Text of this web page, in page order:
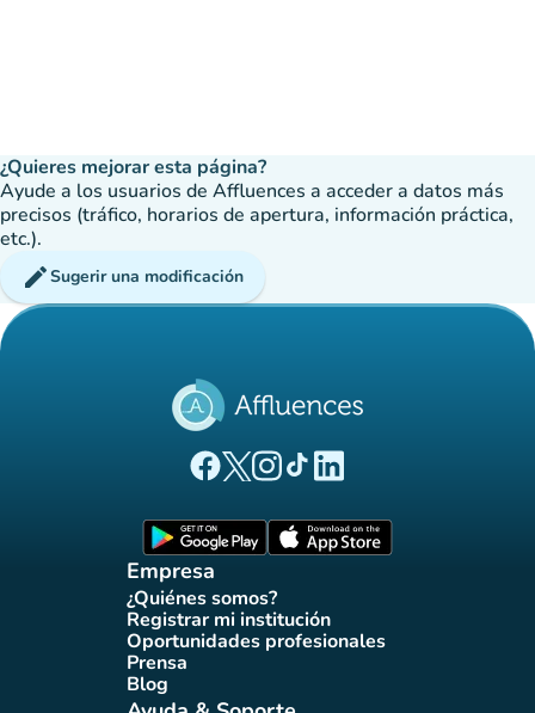
¿Quieres mejorar esta página?
Ayude a los usuarios de Affluences a acceder a datos más
precisos (tráfico, horarios de apertura, información práctica,
etc.).
editSugerir una modificación
(nueva pestaña)
(nueva pestaña)
(nueva pestaña)
(nueva pestaña)
(nueva pestaña)
Empresa
¿Quiénes somos?
(nueva pestaña)
Registrar mi institución
(nueva pestaña)
Oportunidades profesionales
(nueva pestaña)
Prensa(nueva pestaña)
Blog(nueva pestaña)